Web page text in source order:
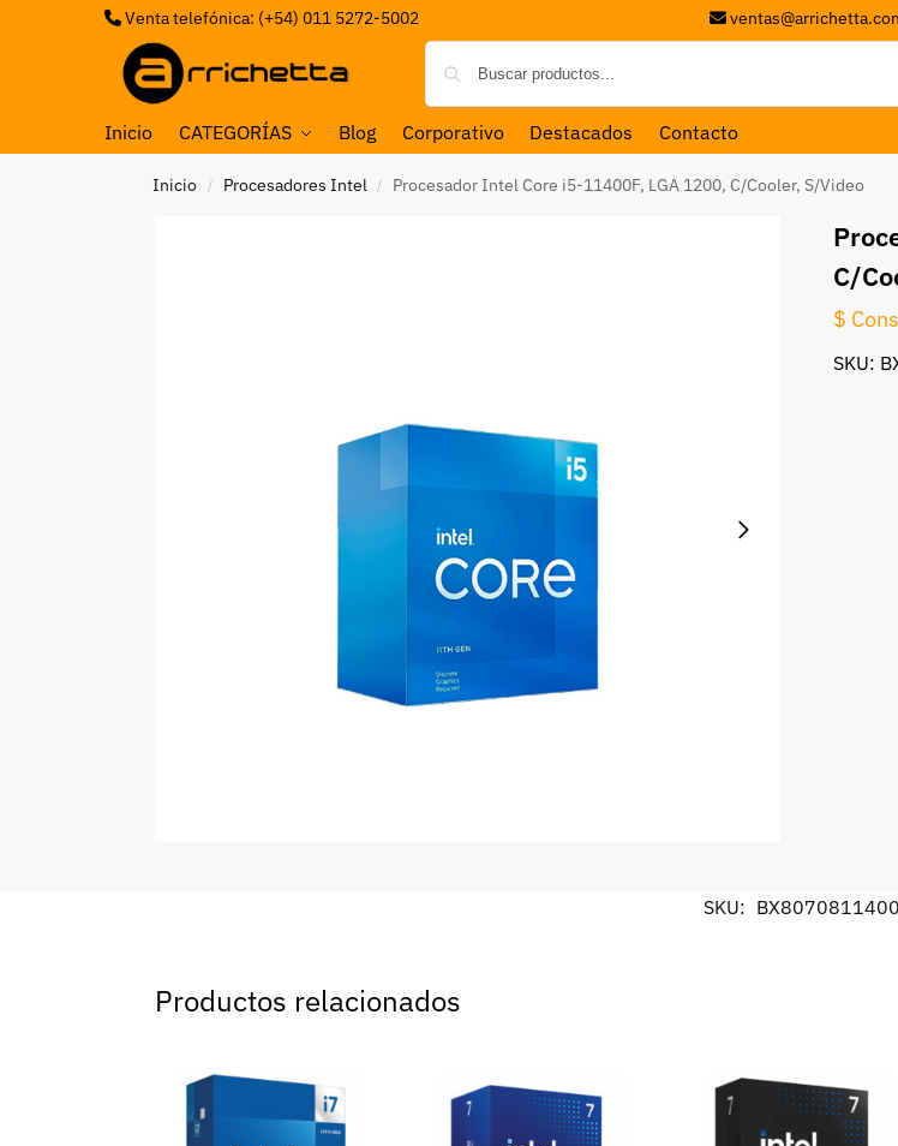
Venta telefónica: (+54) 011 5272-5002
Inicio CATEGORÍAS Blog Corporativo Destacados Contacto
Inicio / Procesadores Intel / Procesador Intel Core i5-11400F, LGA 1200, C/Cooler, S/Video
C/
$
SKU:
SKU:
Productos relacionados